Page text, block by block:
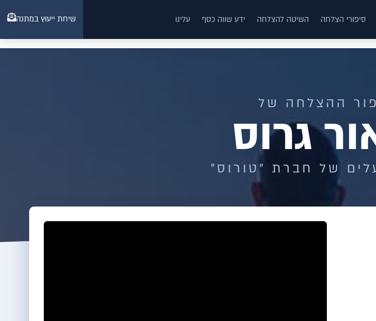
סיפורי הצלחה השיטה להצלחה ידע שווה כסף עלינו שיחת ייעוץ במתנה
ההצלחה של
גרוס
של חברת "טורוס"